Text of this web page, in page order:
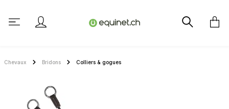
Chevaux Bridons Colliers & gogues